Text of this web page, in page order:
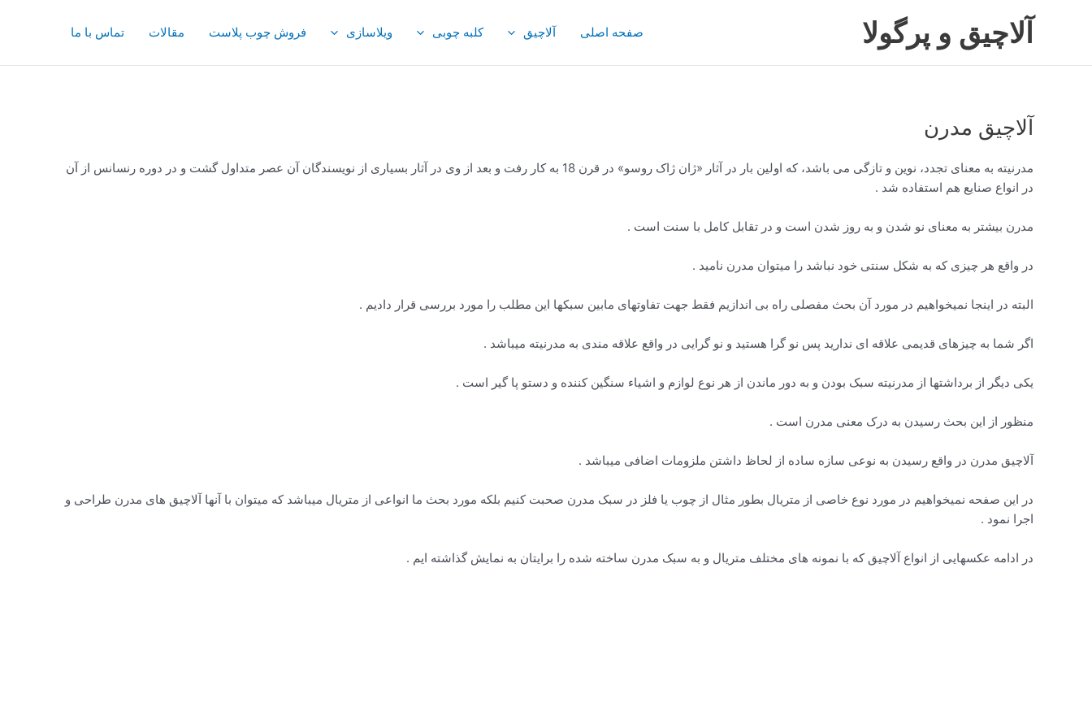
آلاچیق و پرگولا صفحه اصلی آلاچیق کلبه چوبی ویلاسازی فروش چوب پلاست مقالات تماس با ما
آلاچیق مدرن
مدرنیته به معنای تجدد، نوین و تازگی می باشد، که اولین بار در آثار «ژان ژاک روسو» در قرن 18 به کار رفت و بعد از وی در آثار بسیاری از نویسندگان آن عصر متداول گشت و در دوره رنسانس از آن
در انواع صنایع هم استفاده شد .
مدرن بیشتر به معنای نو شدن و به روز شدن است و در تقابل کامل با سنت است .
در واقع هر چیزی که به شکل سنتی خود نباشد را میتوان مدرن نامید .
البته در اینجا نمیخواهیم در مورد آن بحث مفصلی راه بی اندازیم فقط جهت تفاوتهای مابین سبکها این مطلب را مورد بررسی قرار دادیم .
اگر شما به چیزهای قدیمی علاقه ای ندارید پس نو گرا هستید و نو گرایی در واقع علاقه مندی به مدرنیته میباشد .
یکی دیگر از برداشتها از مدرنیته سبک بودن و به دور ماندن از هر نوع لوازم و اشیاء سنگین کننده و دستو پا گیر است .
منظور از این بحث رسیدن به درک معنی مدرن است .
آلاچیق مدرن در واقع رسیدن به نوعی سازه ساده از لحاظ داشتن ملزومات اضافی میباشد .
در این صفحه نمیخواهیم در مورد نوع خاصی از متریال بطور مثال از چوب یا فلز در سبک مدرن صحبت کنیم بلکه مورد بحث ما انواعی از متریال میباشد که میتوان با آنها آلاچیق های مدرن طراحی و
اجرا نمود .
در ادامه عکسهایی از انواع آلاچیق که با نمونه های مختلف متریال و به سبک مدرن ساخته شده را برایتان به نمایش گذاشته ایم .